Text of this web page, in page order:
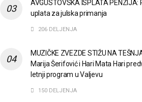
AVGUSTOVSKA ISPLATA
uplata za julska primanja
206 DELJENJA
MUZIČKE ZVEZDE STIŽU NA
Marija Šerifović i Hari Mata Hari
letnji program u Valjevu
150 DELJENJA